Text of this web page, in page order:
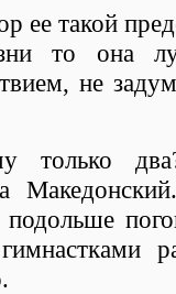
ее такой
то она
не
только